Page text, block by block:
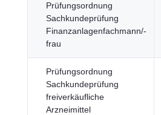
Prüfungsordnung
Sachkundeprüfung
Finanzanlagenfachmann/-
frau
Prüfungsordnung
Sachkundeprüfung
freiverkäufliche
Arzneimittel